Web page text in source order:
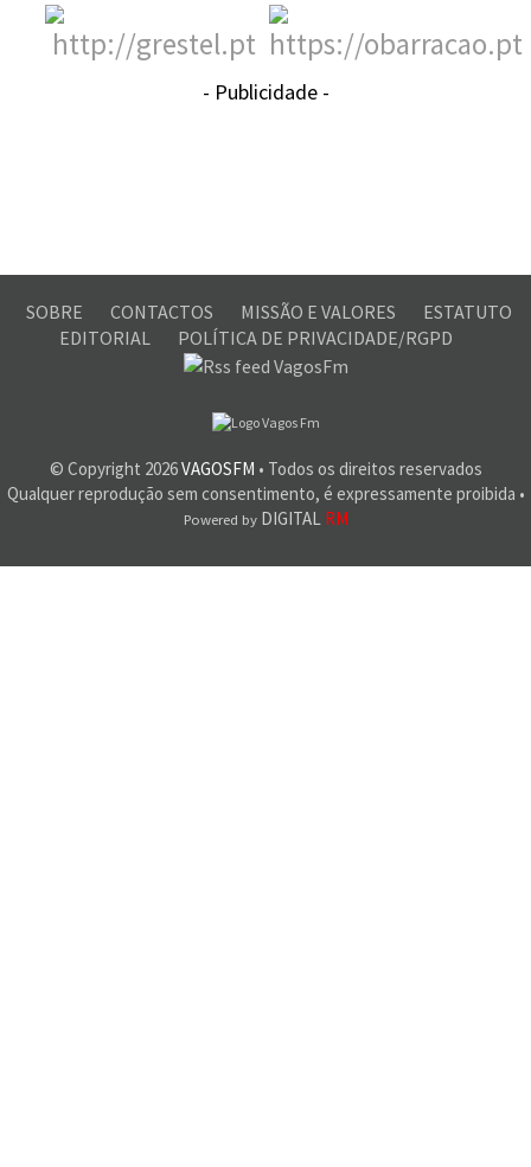
- Publicidade -
SOBRE CONTACTOS MISSÃO E VALORES
ESTATUTO
EDITORIAL
POLÍTICA DE PRIVACIDADE/RGPD
© Copyright 2026VAGOSFM • Todos os direitos reservados
Qualquer reprodução sem consentimento, é expressamente proibida •
Powered byDIGITAL RM